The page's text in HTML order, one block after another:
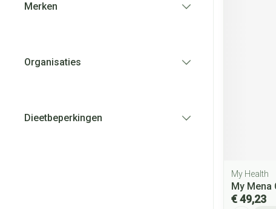
Merken
Organisaties
Dieetbeperkingen
My Health
My Mena
€ 49,23